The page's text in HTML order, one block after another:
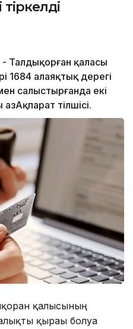
тіркелді
Талдықорған қаласы
1684 алаяқтық дерегі
салыстырғанда екі
тілшісі.
қалысының
қырағы болуға